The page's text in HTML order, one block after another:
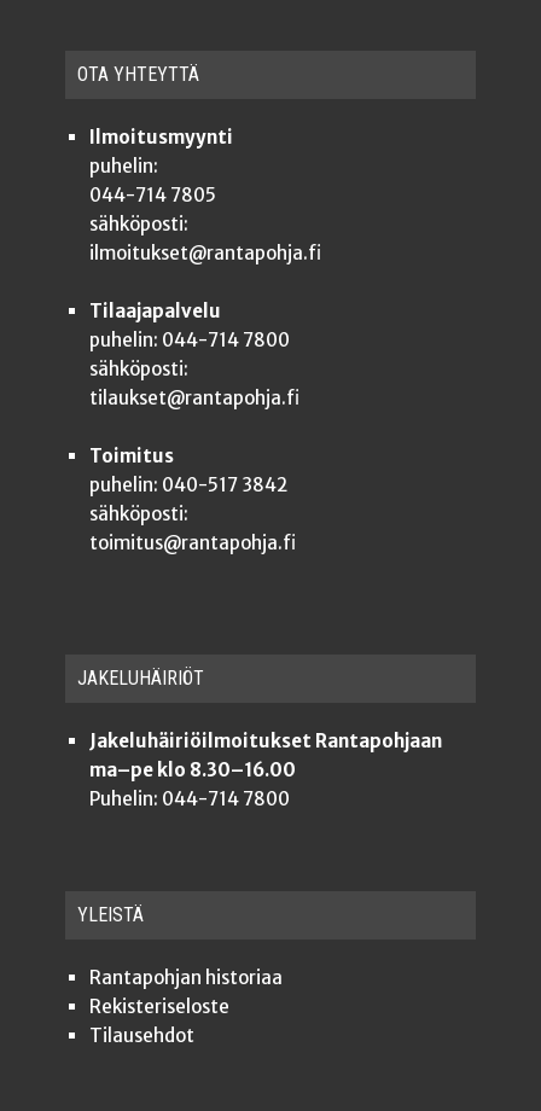
OTA YHTEYT­TÄ
Ilmoitusmyynti
puhelin:
044-714 7805
sähköposti:
ilmoitukset@rantapohja.fi
Tilaajapalvelu
puhelin: 044-714 7800
sähköposti:
tilaukset@rantapohja.fi
Toimitus
puhelin: 040-517 3842
sähköposti:
toimitus@rantapohja.fi
JAKE­LU­HÄI­RIÖT
Jakeluhäiriöilmoitukset Rantapohjaan
ma–pe klo 8.30–16.00
Puhelin: 044-714 7800
YLEISTÄ
Ran­ta­poh­jan historiaa
Rekis­te­ri­se­los­te
Tilauseh­dot